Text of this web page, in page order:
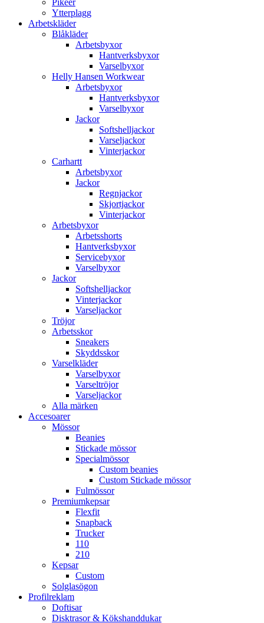
Pikéer
Ytterplagg
Arbetskläder
Blåkläder
Arbetsbyxor
Hantverksbyxor
Varselbyxor
Helly Hansen Workwear
Arbetsbyxor
Hantverksbyxor
Varselbyxor
Jackor
Softshelljackor
Varseljackor
Vinterjackor
Carhartt
Arbetsbyxor
Jackor
Regnjackor
Skjortjackor
Vinterjackor
Arbetsbyxor
Arbetsshorts
Hantverksbyxor
Servicebyxor
Varselbyxor
Jackor
Softshelljackor
Vinterjackor
Varseljackor
Tröjor
Arbetsskor
Sneakers
Skyddsskor
Varselkläder
Varselbyxor
Varseltröjor
Varseljackor
Alla märken
Accesoarer
Mössor
Beanies
Stickade mössor
Specialmössor
Custom beanies
Custom Stickade mössor
Fulmössor
Premiumkepsar
Flexfit
Snapback
Trucker
110
210
Kepsar
Custom
Solglasögon
Profilreklam
Doftisar
Disktrasor & Kökshanddukar